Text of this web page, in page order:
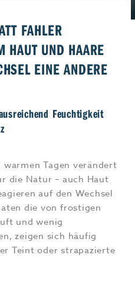
TRENDYONE
Kontakt
Impressum
FAHLER
HAUT UND HAARE
EINE ANDERE
Feuchtigkeit
Tagen verändert
die Natur – auch Haut
auf den Wechsel
die von frostigen
und wenig
zeigen sich häufig
Teint oder strapazierte